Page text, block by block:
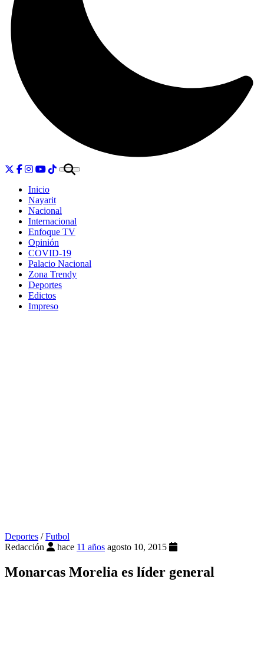
Inicio
Nayarit
Nacional
Internacional
Enfoque TV
Opinión
COVID-19
Palacio Nacional
Zona Trendy
Deportes
Edictos
Impreso
Deportes /Futbol
Redacción
hace 11 años agosto 10, 2015
Monarcas Morelia es líder general